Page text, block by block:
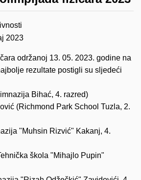
2023
održanoj 13. 05. 2023. godine na
rezultate postigli su sljedeći
Bihać, 4. razred)
(Richmond Park School Tuzla, 2.
"Muhsin Rizvić" Kakanj, 4.
škola "Mihajlo Pupin"